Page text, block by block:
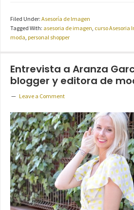
Filed Under: Asesoría de Imagen
Tagged With: asesoria de imagen, curso Asesoria
moda, personal shopper
Entrevista a Aranza
blogger y editora de
Leave a Comment